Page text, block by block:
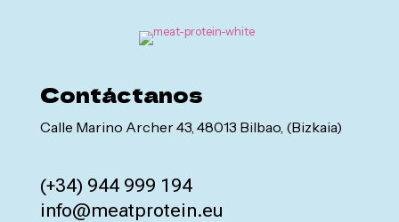
Contáctanos
Calle Marino Archer 43, 48013 Bilbao, (Bizkaia)
(+34) 944 999 194
info@meatprotein.eu